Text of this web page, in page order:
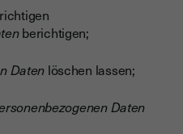
berichtigen;
Daten löschen lassen;
Daten